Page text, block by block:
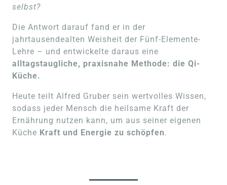
selbst?
Die Antwort darauf fand er in der
jahrtausendealten Weisheit der Fünf-Elemente-
alltagstaugliche, praxisnahe Methode: die Qi-
Küche.
Heute teilt Alfred Gruber sein wertvolles Wissen,
sodass jeder Mensch die heilsame Kraft der
Ernährung nutzen kann, um aus seiner eigenen
Küche Kraft und Energie zu schöpfen